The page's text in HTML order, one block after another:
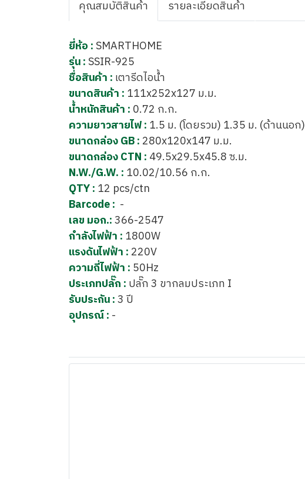
คุณสมบัติสินค้า รายละเอียดสินค้า
ยี่ห้อ :SMARTHOME
รุ่น :SSIR-925
ชื่อสินค้า : เตารีดไอน้ำ
ขนาดสินค้า : 111x252x127 ม.ม.
น้ำหนักสินค้า : 0.72 ก.ก.
ความยาวสายไฟ : 1.5 ม. (โดยรวม) 1.35 ม. (ด้านนอก)
ขนาดกล่อง GB : 280x120x147 ม.ม.
ขนาดกล่อง CTN : 49.5x29.5x45.8 ซ.ม.
N.W./G.W. : 10.02/10.56 ก.ก.
QTY : 12 pcs/ctn
Barcode : -
เลข มอก.:366-2547
กำลังไฟฟ้า : 1800W
แรงดันไฟฟ้า : 220V
ความถี่ไฟฟ้า : 50Hz
ประเภทปลั๊ก : ปลั๊ก 3 ขากลมประเภท I
รับประกัน :3 ปี
อุปกรณ์ : -